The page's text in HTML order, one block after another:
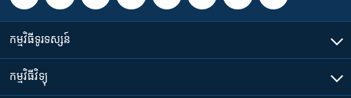
កម្មវិធី​ទូរទស្សន៍
កម្មវិធី​វិទ្យុ